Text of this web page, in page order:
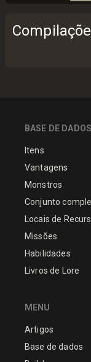
BASE DE DADOS
Itens
Vantagens
Monstros
Conjunto
Locais de
Missões
Habilidades
Livros de Lore
MENU
Artigos
Base de dados